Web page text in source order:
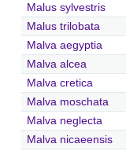
Malus sylvestris
Malus trilobata
Malva aegyptia
Malva alcea
Malva cretica
Malva moschata
Malva neglecta
Malva nicaeensis